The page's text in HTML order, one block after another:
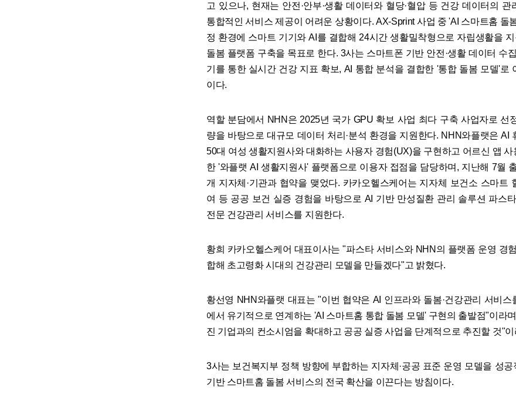
고 있으나, 현재는 안전·안부·생활 데이터와 혈당·혈압 등 건강 데이터의 관
통합적인 서비스 제공이 어려운 상황이다. AX-Sprint 사업 중 'AI 스마트홈 돌
정 환경에 스마트 기기와 AI를 결합해 24시간 생활밀착형으로 자립생활을
돌봄 플랫폼 구축을 목표로 한다. 3사는 스마트폰 기반 안전·생활 데이터 수
기를 통한 실시간 건강 지표 확보, AI 통합 분석을 결합한 '통합 돌봄 모델'로
이다.
역할 분담에서 NHN은 2025년 국가 GPU 확보 사업 최다 구축 사업자로 선
량을 바탕으로 대규모 데이터 처리·분석 환경을 지원한다. NHN와플랫은 AI
50대 여성 생활지원사와 대화하는 사용자 경험(UX)을 구현하고 어르신 앱 사
한 '와플랫 AI 생활지원사' 플랫폼으로 이용자 접점을 담당하며, 지난해 7월
개 지자체·기관과 협약을 맺었다. 카카오헬스케어는 지자체 보건소 스마트
여 등 공공 보건 실증 경험을 바탕으로 AI 기반 만성질환 관리 솔루션 파스
전문 건강관리 서비스를 지원한다.
황희 카카오헬스케어 대표이사는 "파스타 서비스와 NHN의 플랫폼 운영 경
합해 초고령화 시대의 건강관리 모델을 만들겠다"고 밝혔다.
황선영 NHN와플랫 대표는 "이번 협약은 AI 인프라와 돌봄·건강관리 서비스
에서 유기적으로 연계하는 'AI 스마트홈 통합 돌봄 모델' 구현의 출발점"이라
진 기업과의 컨소시엄을 확대하고 공공 실증 사업을 단계적으로 추진할 것"
3사는 보건복지부 정책 방향에 부합하는 지자체·공공 표준 운영 모델을 성공
기반 스마트홈 돌봄 서비스의 전국 확산을 이끈다는 방침이다.